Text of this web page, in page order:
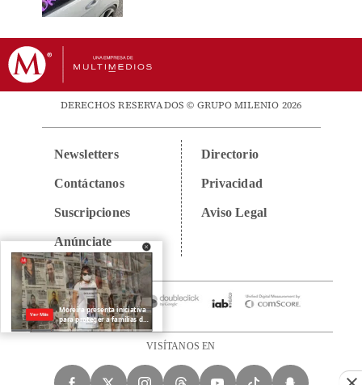
DERECHOS RESERVADOS © GRUPO MILENIO 2026
Newsletters
Contáctanos
Suscripciones
Anúnciate
Directorio
Privacidad
Aviso Legal
VISÍTANOS EN